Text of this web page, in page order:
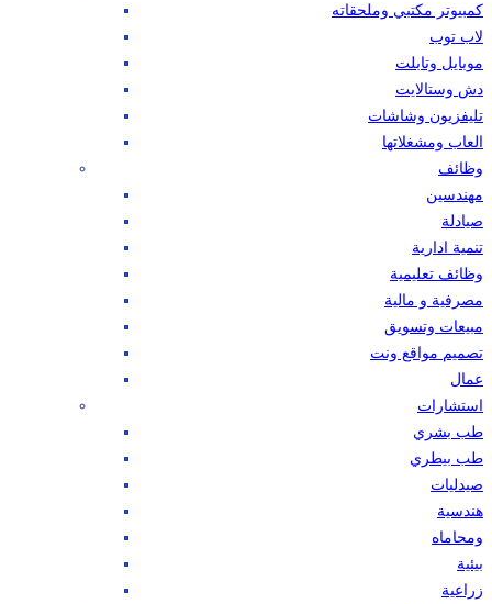
كمبيوتر مكتبي وملحقاته
لاب توب
موبايل وتابلت
دش وستالايت
تليفزيون وشاشات
العاب ومشغلاتها
وظائف
مهندسين
صيادلة
تنمية ادارية
وظائف تعليمية
مصرفية و مالية
مبيعات وتسويق
تصميم مواقع ونت
عمال
استشارات
طب بشري
طب بيطري
صيدليات
هندسية
ومحاماه
بيئية
زراعية